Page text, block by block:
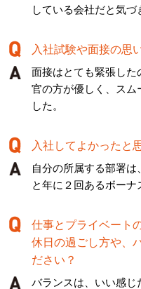
している会社だと気づ
入社試験や面接の思
面接はとても緊張し
官の方が優しく、スム
した。
入社してよかったと
自分の所属する部署
と年に２回あるボーナ
仕事とプライベート
休日の過ごし方や、
ださい？
バランスは、いい感じ